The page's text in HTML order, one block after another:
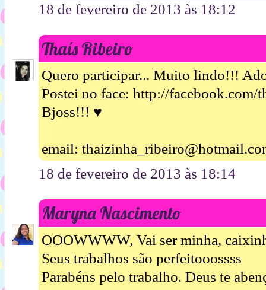
18 de fevereiro de 2013 às 18:12
Thaís Ribeiro
Quero participar... Muito lindo!!!
Postei no face: http://facebook.com/
Bjoss!!! ♥
email:
18 de fevereiro de 2013 às 18:14
Maryna Nascimento
OOOWWWW, Vai ser minha,
Seus trabalhos são perfeitooossss
Parabéns pelo trabalho. Deus te